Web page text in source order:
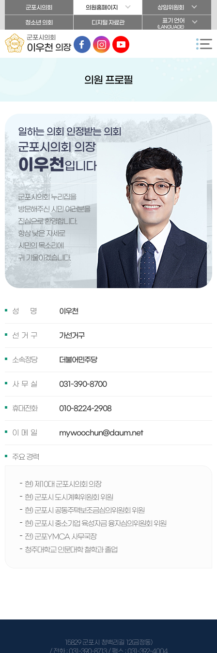
본문바로가기군포시의회 의원홈페이지 상임위원회
청소년 의회 디지털 자료관 표기 언어
(LANGUAGE)
군포시의회
이우천 의장
의원 프로필
일하는 의회 인정받는 의회
군포시의회 의장
이우천입니다.
군포시의회 누리집을
방문해주신 시민 여러분을
진심으로 환영합니다.
항상 낮은 자세로
시민의 목소리에
귀 기울이겠습니다.
성        명 이우천
선  거  구 가선거구
소속정당 더불어민주당
사  무  실 031-390-8700
휴대전화 010-8224-2908
이  메  일 mywoochun@daum.net
주요 경력
현) 제10대 군포시의회 의장
현) 군포시 도시계획위원회 위원
현) 군포시 공동주택보조금심의위원회 위원
현) 군포시 중소기업 육성자금 융자심의위원회 위원
전) 군포YMCA 사무국장
청주대학교 인문대학 철학과 졸업
15829 군포시 청백리길 12(금정동)
/ 전화 : 031-390-8713 / 팩스 : 031-392-4004